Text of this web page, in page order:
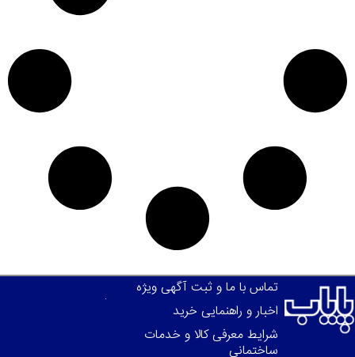
تماس با ما و ثبت آگهی ویژه
اخبار و راهنمایی خرید
شرایط معرفی کالا و خدمات
ساختمانی